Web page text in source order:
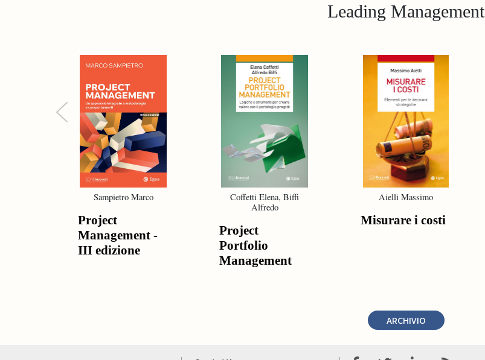
Leading Management
Previous
Sampietro Marco
Project
Management -
III edizione
Coffetti Elena, Biffi
Alfredo
Project
Portfolio
Management
Aielli Massimo
Misurare i costi
ARCHIVIO